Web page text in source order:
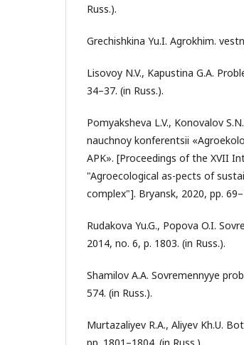
Russ.).
Grechishkina Yu.I. Agrokhim.
Lisovoy N.V., Kapustina G.A.
34–37. (in Russ.).
Pomyaksheva L.V., Konovalov
nauchnoy konferentsii
APK». [Proceedings of the XVII
"Agroecological as-pects of
complex"]. Bryansk, 2020, pp.
Rudakova Yu.G., Popova O.I.
2014, no. 6, p. 1803. (in Russ.).
Shamilov A.A. Sovremennyye
574. (in Russ.).
Murtazaliyev R.A., Aliyev Kh.U.